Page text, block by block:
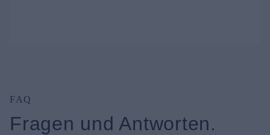
FAQ
Fragen und Antworten.